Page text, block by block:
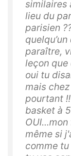
similaires
lieu du
parisien
paraître,
leçon que
oui tu
mais
pourtant
basket à
même si
comme